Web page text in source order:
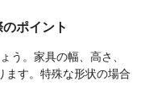
ポイント
う。家具の幅、高さ、
ます。特殊な形状の場合